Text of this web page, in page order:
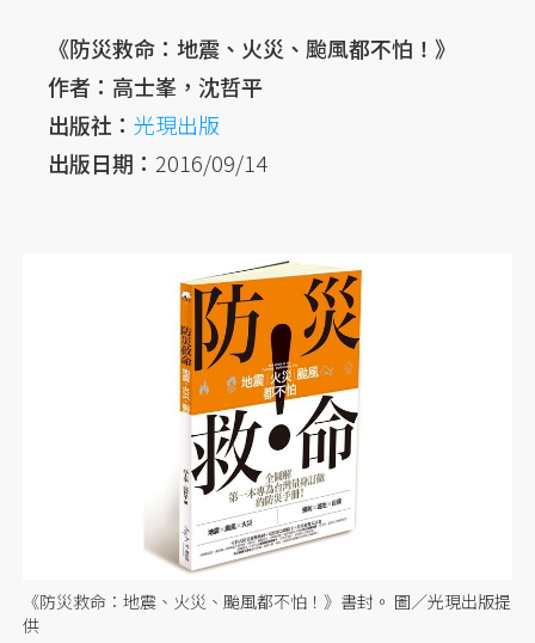
《防災救命：地震、火災、颱風都不怕！》
作者：高士峯，沈哲平
出版社： 光現出版
出版日期： 2016/09/14
《防災救命：地震、火災、颱風都不怕！》書封。 圖／光現出版提
供